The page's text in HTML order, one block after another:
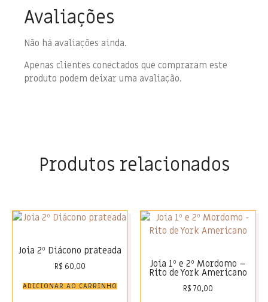
Avaliações
Não há avaliações ainda.
Apenas clientes conectados que compraram este
produto podem deixar uma avaliação.
Produtos relacionados
Joia 2º Diácono prateada
R$ 60,00
ADICIONAR AO CARRINHO
Joia 1º e 2º Mordomo –
Rito de York Americano
R$ 70,00